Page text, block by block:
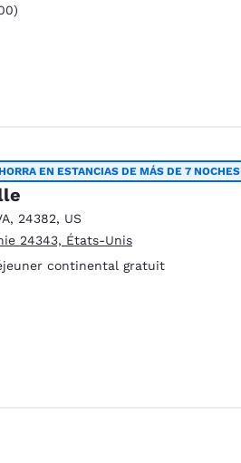
300 reseñas
EN ESTANCIAS DE MÁS DE 7 NOCHES
, 24382, US
24343, États-Unis
continental gratuit
207 reseñas